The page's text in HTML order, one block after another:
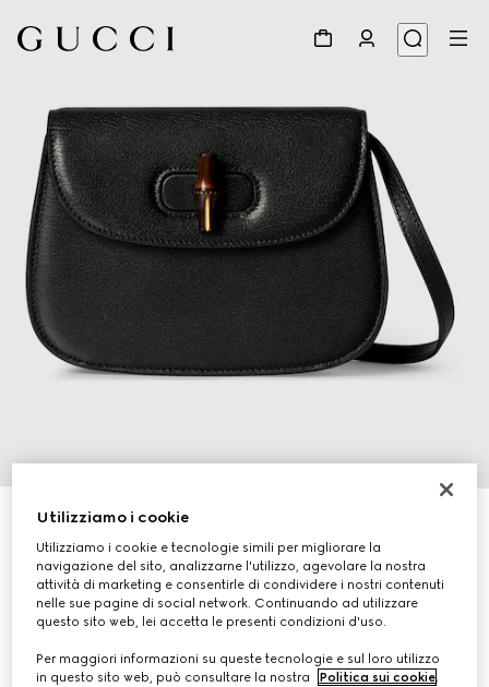
Personalizza con le iniziali
CHF 1,730
Variantepelle nera
Utilizziamo i cookie
Utilizziamo i cookie e tecnologie simili per migliorare la
navigazione del sito, analizzarne l'utilizzo, agevolare la nostra
attività di marketing e consentirle di condividere i nostri contenuti
nelle sue pagine di social network. Continuando ad utilizzare
questo sito web, lei accetta le presenti condizioni d'uso.
Per maggiori informazioni su queste tecnologie e sul loro utilizzo
in questo sito web, può consultare la nostra
Politica sui cookie.